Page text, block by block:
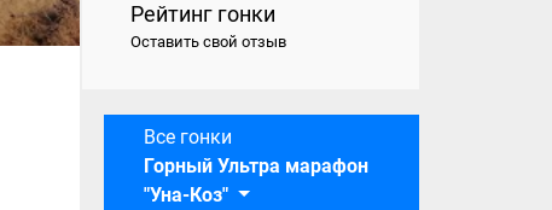
Рейтинг гонки
Оставить свой отзыв
Все гонки
Горный Ультра марафон
"Уна-Коз"